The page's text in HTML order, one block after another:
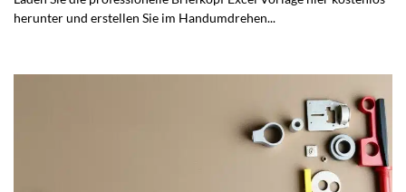
herunter und erstellen Sie im Handumdrehen...